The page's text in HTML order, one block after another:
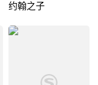
约翰之子